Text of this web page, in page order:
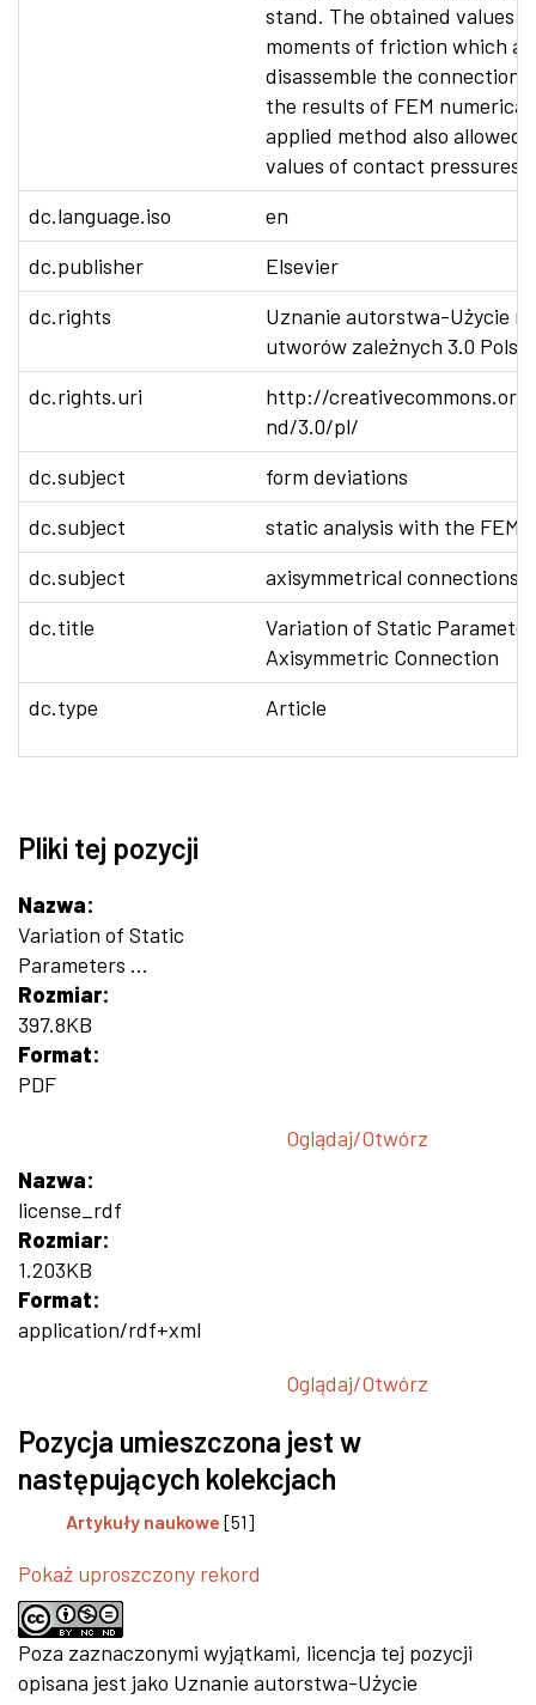
stand. The obtained values
moments of friction which
disassemble the connection
the results of FEM numerical
applied method also allowed
values of contact pressures
dc.language.iso
en
dc.publisher
Elsevier
dc.rights
Uznanie autorstwa-Użycie
utworów zależnych 3.0
dc.rights.uri
http://
nd/3.0/pl/
dc.subject
form deviations
dc.subject
static analysis with the FEM
dc.subject
axisymmetrical connections
dc.title
Variation of Static
Axisymmetric Connection
dc.type
Article
Pliki tej pozycji
Nazwa:
Variation of Static
Parameters ...
Rozmiar:
397.8KB
Format:
PDF
Oglądaj/Otwórz
Nazwa:
license_rdf
Rozmiar:
1.203KB
Format:
application/rdf+xml
Oglądaj/Otwórz
Pozycja umieszczona jest w
następujących kolekcjach
Artykuły naukowe [51]
Pokaż uproszczony rekord
Poza zaznaczonymi wyjątkami, licencja tej pozycji
opisana jest jako Uznanie autorstwa-Użycie